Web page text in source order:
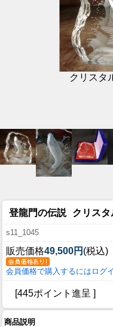
クリスタ
登龍門の伝説 クリスタ
s11_1045
販売価格49,500円 (税込)
会員価格で購入するにはログ
[445ポイント進呈 ]
商品説明